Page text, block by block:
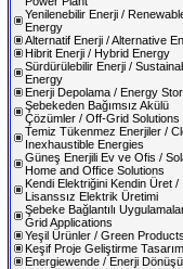
Yenilenebilir Enerji /
Energy
Alternatif Enerji / Alternative
Hibrit Enerji / Hybrid Energy
Sürdürülebilir Enerji /
Energy
Enerji Depolama / Energy
Şebekeden Bağımsız Akülü
Çözümler / Off-Grid Solutions
Temiz Tükenmez Enerjiler /
Inexhaustible Energies
Güneş Enerjili Ev ve Ofis /
Home and Office Solutions
Kendi Elektriğini Kendin Üret /
Lisanssız Elektrik Üretimi
Şebeke Bağlantılı
Grid Applications
Yeşil Ürünler / Green Products
Keşif Proje Geliştirme Tasarım
Energiewende / Enerji